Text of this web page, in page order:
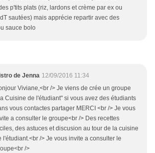
p'tits plats (riz, lardons et crème par ex ou
sautées) mais apprécie repartir avec des
sauce bolo
de Jenna 12/09/2016 11:34
Viviane,<br /> Je viens de crée un groupe
Cuisine de l'étudiant" si vous avez des étudiants
vous contactes partager MERCI <br /> Je vous
a consulter le groupe<br /> Des recettes
des astuces et discusion au tour de la cuisine
l'étudiant.<br /> Je vous invite a consulter le
/>